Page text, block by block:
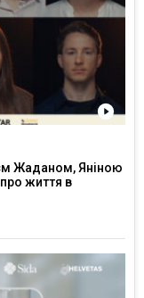
Жаданом, Яніною
життя в